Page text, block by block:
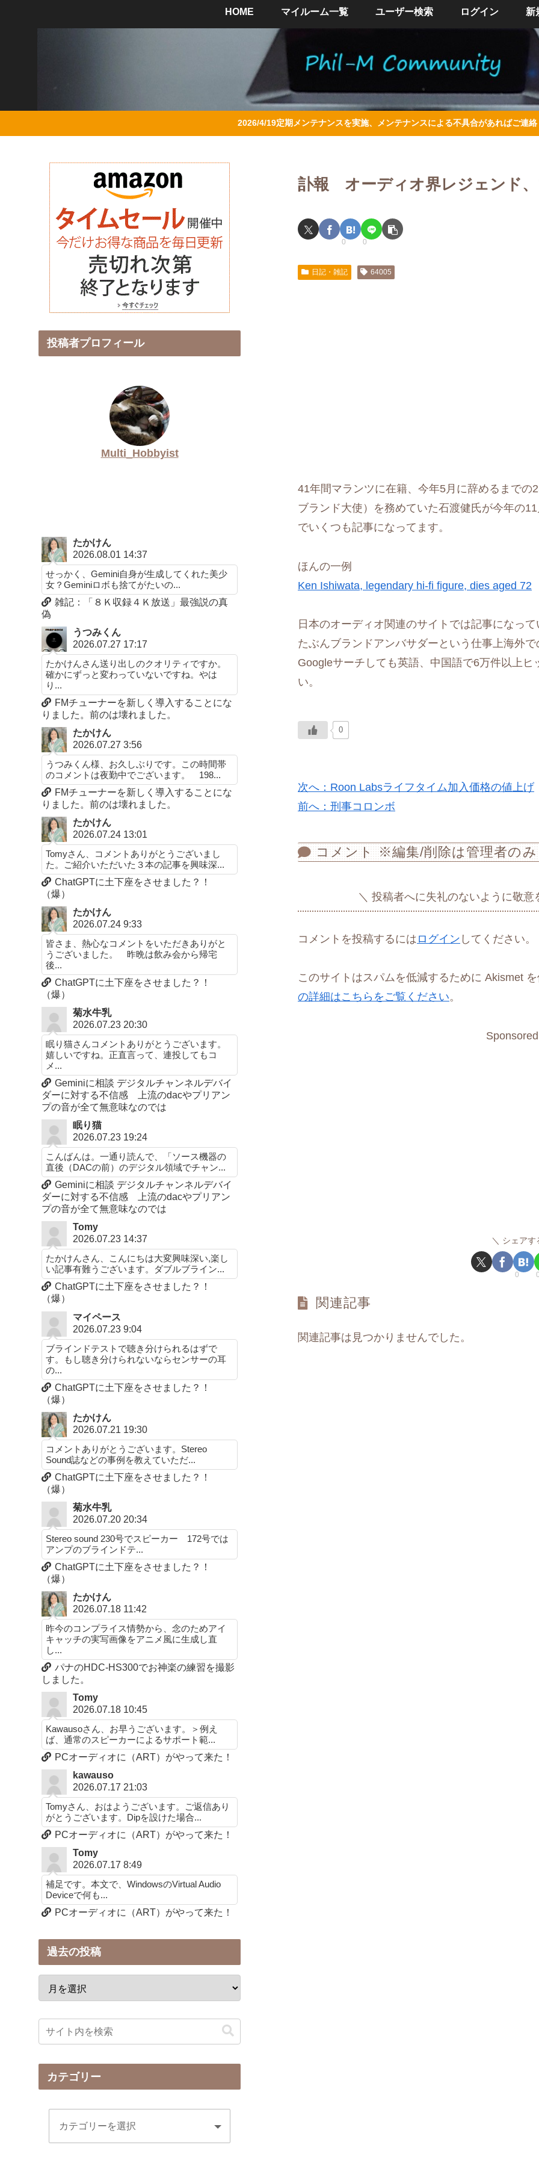
HOME マイルーム一覧 ユーザー検索 ログイン 新
2026/4/19定期メンテナンスを実施、メンテナンスによる不具合があればご連
訃報 オーディオ界レジェンド
0 0
日記・雑記 64005
41年間マランツに在籍、今年5月に辞めるまで
ブランド大使）を務めていた石渡健氏が今年の
でいくつも記事になってます。
ほんの一例
Ken Ishiwata, legendary hi-fi figure, dies aged 72
日本のオーディオ関連のサイトでは記事になっ
たぶんブランドアンバサダーという仕事上海外
Googleサーチしても英語、中国語で6万件以上
い。
0
次へ：Roon Labsライフタイム加入価格の値上げ
前へ：刑事コロンボ
コメント ※編集/削除は管理者のみ
投稿者へに失礼のないように敬
コメントを投稿するには ログイン してください。
このサイトはスパムを低減するために Akismet
の詳細はこちらをご覧ください。
シェアす
0
関連記事
関連記事は見つかりませんでした。
投稿者プロフィール
Multi_Hobbyist
たかけん
2026.08.01 14:37
せっかく、Gemini自身が生成してくれた美少
女？Geminiロボも捨てがたいの...
雑記：「８Ｋ収録４Ｋ放送」最強説の真
偽
うつみくん
2026.07.27 17:17
たかけんさん送り出しのクオリティですか。
確かにずっと変わっていないですね。やは
り...
FMチューナーを新しく導入することにな
りました。前のは壊れました。
たかけん
2026.07.27 3:56
うつみくん様、お久しぶりです。この時間帯
のコメントは夜勤中でございます。 198...
FMチューナーを新しく導入することにな
りました。前のは壊れました。
たかけん
2026.07.24 13:01
Tomyさん、コメントありがとうございまし
た。ご紹介いただいた３本の記事を興味深...
ChatGPTに土下座をさせました？！
（爆）
たかけん
2026.07.24 9:33
皆さま、熱心なコメントをいただきありがと
うございました。 昨晩は飲み会から帰宅
後...
ChatGPTに土下座をさせました？！
（爆）
菊水牛乳
2026.07.23 20:30
眠り猫さんコメントありがとうございます。
嬉しいですね。正直言って、連投してもコ
メ...
Geminiに相談 デジタルチャンネルデバイ
ダーに対する不信感 上流のdacやプリアン
プの音が全て無意味なのでは
眠り猫
2026.07.23 19:24
こんばんは。一通り読んで、「ソース機器の
直後（DACの前）のデジタル領域でチャン...
Geminiに相談 デジタルチャンネルデバイ
ダーに対する不信感 上流のdacやプリアン
プの音が全て無意味なのでは
Tomy
2026.07.23 14:37
たかけんさん、こんにちは大変興味深い,楽し
い記事有難うございます。ダブルブライン...
ChatGPTに土下座をさせました？！
（爆）
マイペース
2026.07.23 9:04
ブラインドテストで聴き分けられるはずで
す。もし聴き分けられないならセンサーの耳
の...
ChatGPTに土下座をさせました？！
（爆）
たかけん
2026.07.21 19:30
コメントありがとうございます。Stereo
Sound誌などの事例を教えていただ...
ChatGPTに土下座をさせました？！
（爆）
菊水牛乳
2026.07.20 20:34
Stereo sound 230号でスピーカー 172号では
アンプのブラインドテ...
ChatGPTに土下座をさせました？！
（爆）
たかけん
2026.07.18 11:42
昨今のコンプライス情勢から、念のためアイ
キャッチの実写画像をアニメ風に生成し直
し...
パナのHDC-HS300でお神楽の練習を撮影
しました。
Tomy
2026.07.18 10:45
Kawausoさん、お早うございます。＞例え
ば、通常のスピーカーによるサポート範...
PCオーディオに（ART）がやって来た！
kawauso
2026.07.17 21:03
Tomyさん、おはようございます。ご返信あり
がとうございます。Dipを設けた場合...
PCオーディオに（ART）がやって来た！
Tomy
2026.07.17 8:49
補足です。本文で、WindowsのVirtual Audio
Deviceで何も...
PCオーディオに（ART）がやって来た！
過去の投稿
カテゴリー